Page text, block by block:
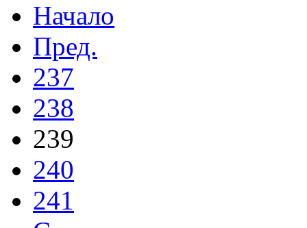
Начало
Пред.
237
238
239
240
241